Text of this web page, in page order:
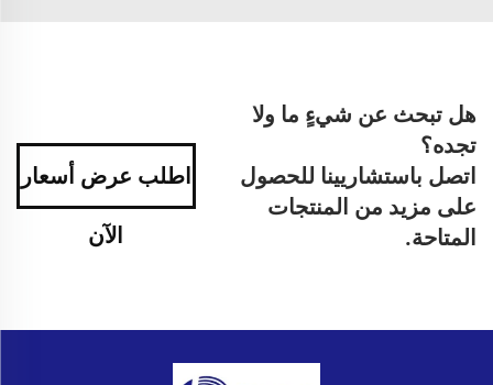
هل تبحث عن شيءٍ ما ولا
تجده؟
اتصل باستشاريينا للحصول
على مزيد من المنتجات
المتاحة.
اطلب عرض أسعار
الآن